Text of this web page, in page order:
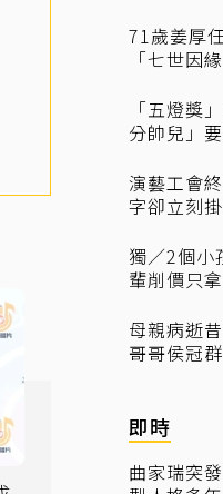
71歲姜厚
「七世因
「五燈獎
分帥兒」
演藝工會
字卻立刻
獨／2個小
輩削價只
母親病逝
哥哥侯冠
即時
曲家瑞突